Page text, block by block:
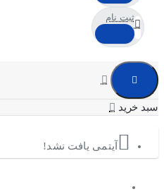
ثبت نام
آیتمی یافت نشد!